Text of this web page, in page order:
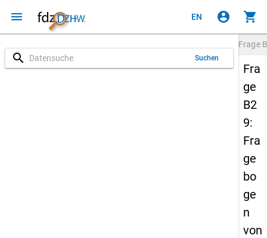
menu EN account_circle shopping_cart
search Suchen
Frage
Fra
ge
B2
9:
Fra
ge
bo
ge
n
von